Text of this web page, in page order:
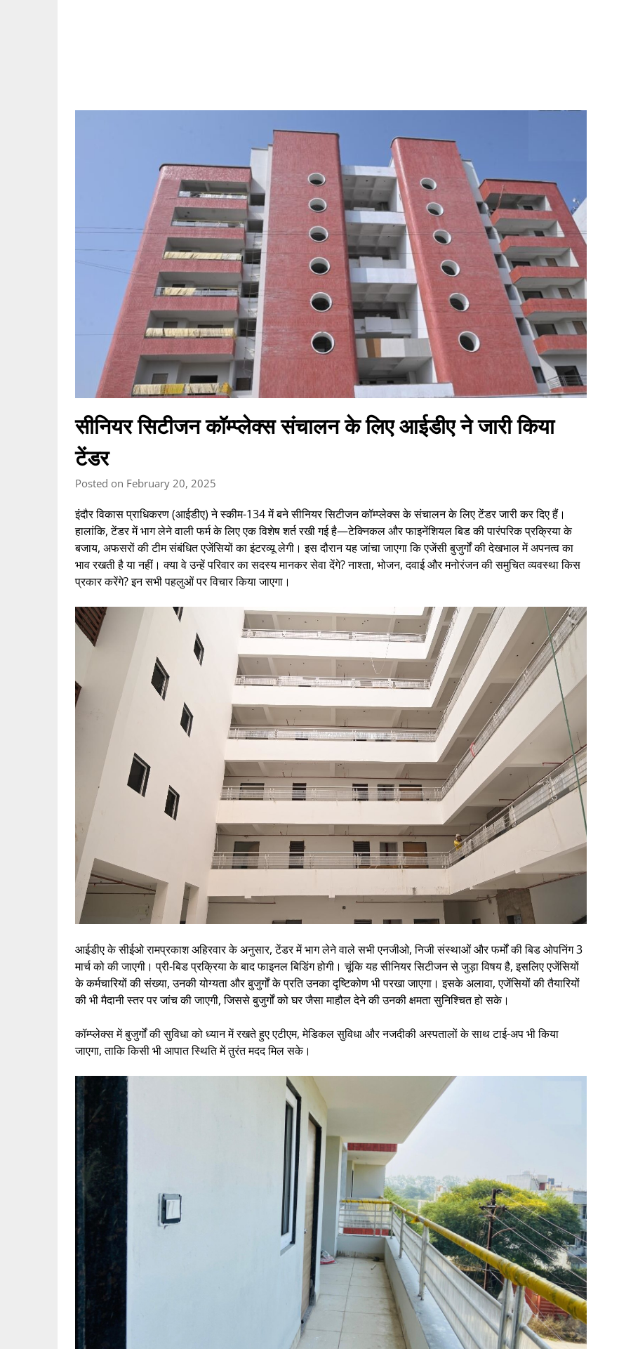
सीनियर सिटीजन कॉम्प्लेक्स संचालन के लिए आईडीए ने जारी किया
टेंडर
Posted on February 20, 2025
इंदौर विकास प्राधिकरण (आईडीए) ने स्कीम-134 में बने सीनियर सिटीजन कॉम्प्लेक्स के संचालन के लिए टेंडर जारी कर दिए हैं।
हालांकि, टेंडर में भाग लेने वाली फर्म के लिए एक विशेष शर्त रखी गई है—टेक्निकल और फाइनेंशियल बिड की पारंपरिक प्रक्रिया के
बजाय, अफसरों की टीम संबंधित एजेंसियों का इंटरव्यू लेगी। इस दौरान यह जांचा जाएगा कि एजेंसी बुजुर्गों की देखभाल में अपनत्व का
भाव रखती है या नहीं। क्या वे उन्हें परिवार का सदस्य मानकर सेवा देंगे? नाश्ता, भोजन, दवाई और मनोरंजन की समुचित व्यवस्था किस
प्रकार करेंगे? इन सभी पहलुओं पर विचार किया जाएगा।
आईडीए के सीईओ रामप्रकाश अहिरवार के अनुसार, टेंडर में भाग लेने वाले सभी एनजीओ, निजी संस्थाओं और फर्मों की बिड ओपनिंग 3
मार्च को की जाएगी। प्री-बिड प्रक्रिया के बाद फाइनल बिडिंग होगी। चूंकि यह सीनियर सिटीजन से जुड़ा विषय है, इसलिए एजेंसियों
के कर्मचारियों की संख्या, उनकी योग्यता और बुजुर्गों के प्रति उनका दृष्टिकोण भी परखा जाएगा। इसके अलावा, एजेंसियों की तैयारियों
की भी मैदानी स्तर पर जांच की जाएगी, जिससे बुजुर्गों को घर जैसा माहौल देने की उनकी क्षमता सुनिश्चित हो सके।
कॉम्प्लेक्स में बुजुर्गों की सुविधा को ध्यान में रखते हुए एटीएम, मेडिकल सुविधा और नजदीकी अस्पतालों के साथ टाई-अप भी किया
जाएगा, ताकि किसी भी आपात स्थिति में तुरंत मदद मिल सके।